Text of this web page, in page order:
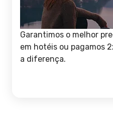
Garantimos o melhor
em hotéis ou pagamos
a diferença.